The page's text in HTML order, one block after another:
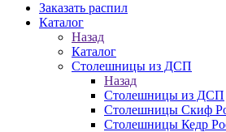
Заказать распил
Каталог
Назад
Каталог
Столешницы из ДСП
Назад
Столешницы из ДСП
Столешницы Скиф
Столешницы Кедр